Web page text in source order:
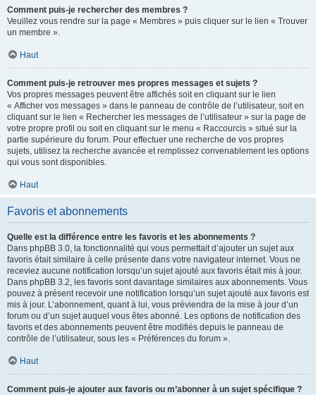
Comment puis-je rechercher des membres ?
Veuillez vous rendre sur la page « Membres » puis cliquer sur le lien « Trouver
un membre ».
Haut
Comment puis-je retrouver mes propres messages et sujets ?
Vos propres messages peuvent être affichés soit en cliquant sur le lien
« Afficher vos messages » dans le panneau de contrôle de l’utilisateur, soit en
cliquant sur le lien « Rechercher les messages de l’utilisateur » sur la page de
votre propre profil ou soit en cliquant sur le menu « Raccourcis » situé sur la
partie supérieure du forum. Pour effectuer une recherche de vos propres
sujets, utilisez la recherche avancée et remplissez convenablement les options
qui vous sont disponibles.
Haut
Favoris et abonnements
Quelle est la différence entre les favoris et les abonnements ?
Dans phpBB 3.0, la fonctionnalité qui vous permettait d’ajouter un sujet aux
favoris était similaire à celle présente dans votre navigateur internet. Vous ne
receviez aucune notification lorsqu’un sujet ajouté aux favoris était mis à jour.
Dans phpBB 3.2, les favoris sont davantage similaires aux abonnements. Vous
pouvez à présent recevoir une notification lorsqu’un sujet ajouté aux favoris est
mis à jour. L’abonnement, quant à lui, vous préviendra de la mise à jour d’un
forum ou d’un sujet auquel vous êtes abonné. Les options de notification des
favoris et des abonnements peuvent être modifiés depuis le panneau de
contrôle de l’utilisateur, sous les « Préférences du forum ».
Haut
Comment puis-je ajouter aux favoris ou m’abonner à un sujet spécifique ?